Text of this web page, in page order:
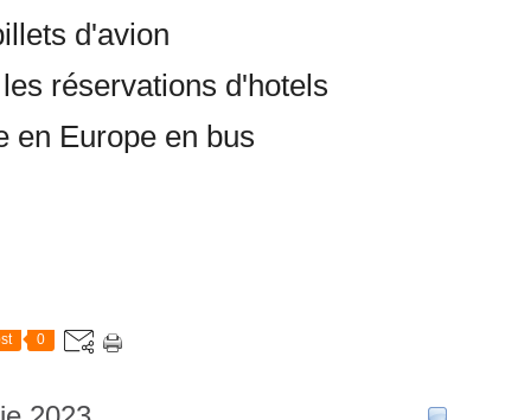
d'avion
réservations d'hotels
en Europe en bus
0